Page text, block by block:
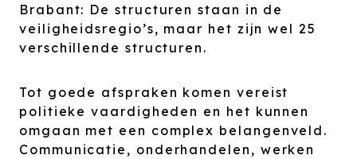
Brabant: De structuren staan in de
veiligheidsregio’s, maar het zijn wel 25
verschillende structuren.
Tot goede afspraken komen vereist
politieke vaardigheden en het kunnen
omgaan met een complex belangenveld.
Communicatie, onderhandelen, werken